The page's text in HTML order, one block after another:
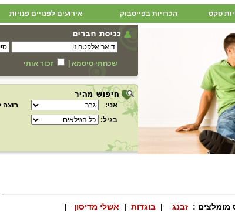
סקס הכרויות בפייסבוק אירועים לפנויים פנויות
שכחתי סיסמא זכור אותי
אני:
רוצה
בגיל:
מומלצים : זבנג | בוגדות | אשלי מדיסון |